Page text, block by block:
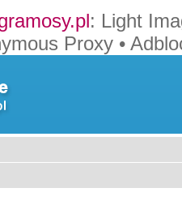
: Light
Proxy •